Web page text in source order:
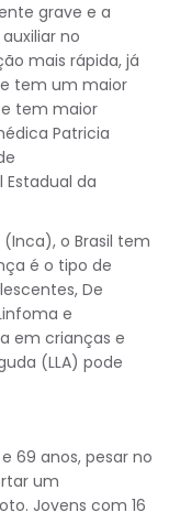
grave e a
no
mais rápida, já
tem um maior
tem maior
Patricia
da
o Brasil tem
é o tipo de
De
e
em crianças e
(LLA) pode
69 anos, pesar no
um
Jovens com 16